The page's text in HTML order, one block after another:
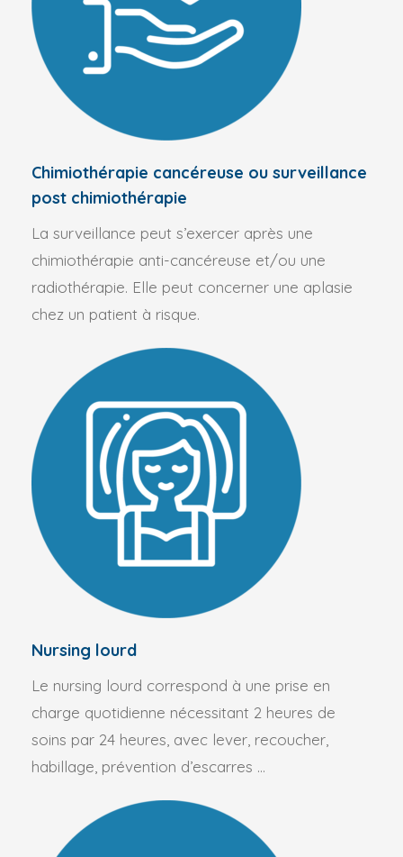
Chimiothérapie cancéreuse ou surveillance
post chimiothérapie
La surveillance peut s’exercer après une
chimiothérapie anti-cancéreuse et/ou une
radiothérapie. Elle peut concerner une aplasie
chez un patient à risque.
Nursing lourd
Le nursing lourd correspond à une prise en
charge quotidienne nécessitant 2 heures de
soins par 24 heures, avec lever, recoucher,
habillage, prévention d’escarres …